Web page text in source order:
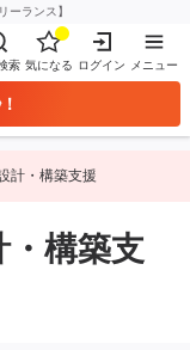
ーランス】
索 気になる ログイン メニュー
計・構築支援
構築支